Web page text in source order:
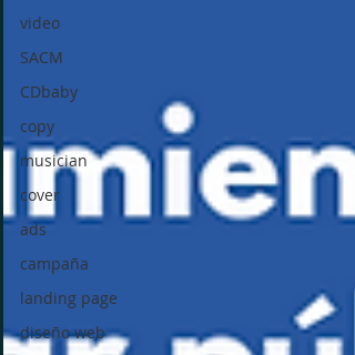
video
SACM
CDbaby
copy
musician
cover
ads
campaña
landing page
diseño web